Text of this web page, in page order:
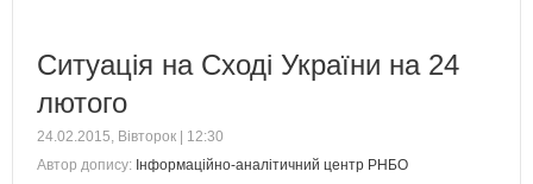
Ситуація на Сході України на 24
лютого
24.02.2015, Вівторок | 12:30
Автор допису: Інформаційно-аналітичний центр РНБО